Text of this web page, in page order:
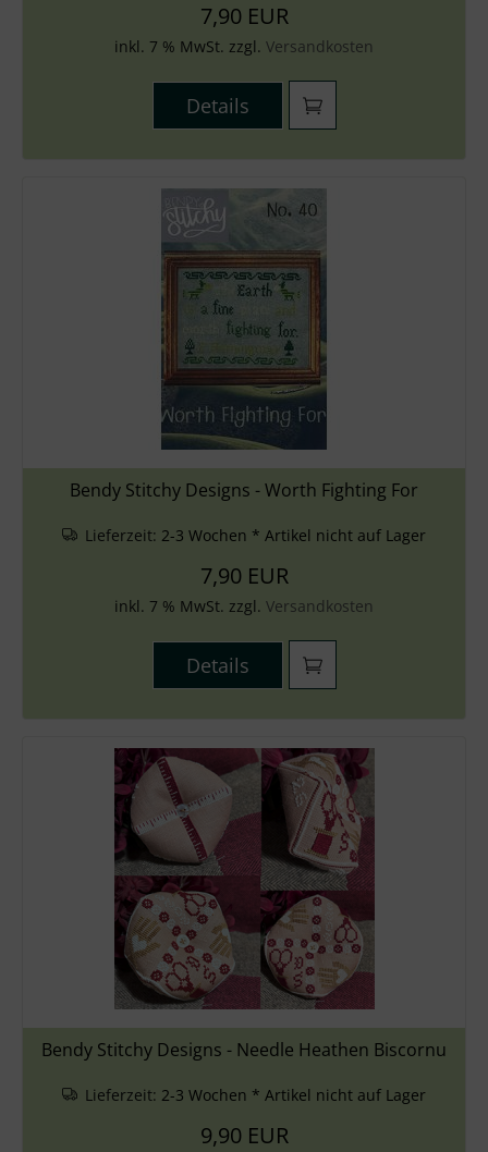
7,90 EUR
inkl. 7 % MwSt. zzgl. Versandkosten
Details
Bendy Stitchy Designs - Worth Fighting For
Lieferzeit: 2-3 Wochen * Artikel nicht auf Lager
7,90 EUR
inkl. 7 % MwSt. zzgl. Versandkosten
Details
Bendy Stitchy Designs - Needle Heathen Biscornu
Lieferzeit: 2-3 Wochen * Artikel nicht auf Lager
9,90 EUR